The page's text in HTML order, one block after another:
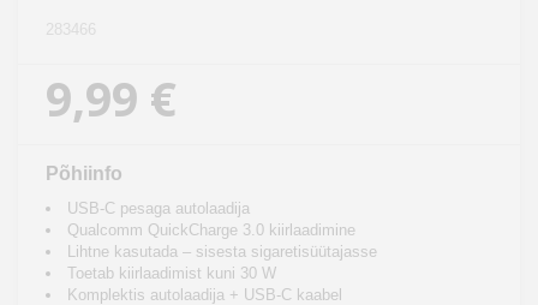
283466
9,99 €
Põhiinfo
USB-C pesaga autolaadija
Qualcomm QuickCharge 3.0 kiirlaadimine
Lihtne kasutada – sisesta sigaretisüütajasse
Toetab kiirlaadimist kuni 30 W
Komplektis autolaadija + USB-C kaabel
Mänguasjad
Auto